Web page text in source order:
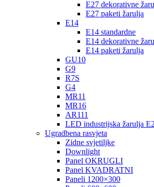
E27 dekorativne
E27 paketi žarulja
E14
E14 standardne
E14 dekorativne
E14 paketi žarulja
GU10
G9
R7S
G4
MR11
MR16
AR111
LED industrijska žarulja
Ugradbena rasvjeta
Zidne svjetiljke
Downlight
Panel OKRUGLI
Panel KVADRATNI
Paneli 1200×300